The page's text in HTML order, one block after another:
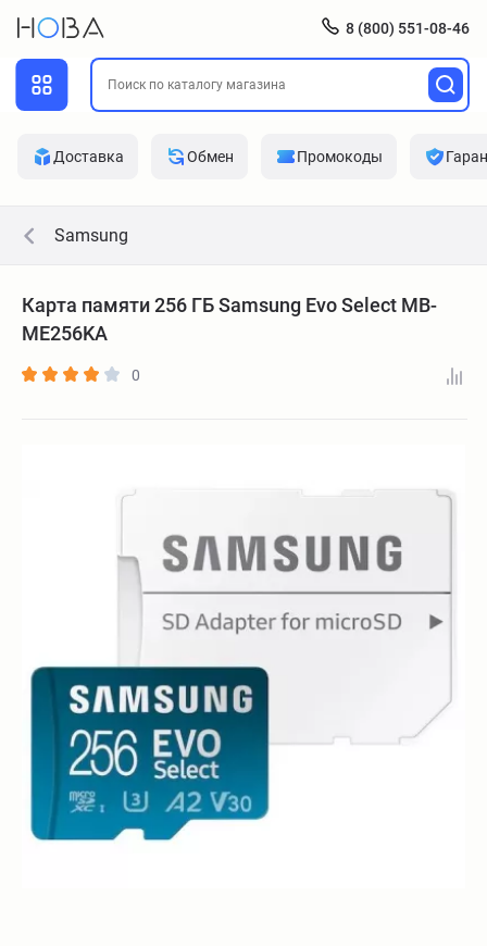
8 (800) 551-08-46
Доставка Обмен Промокоды
Samsung
Карта памяти 256 ГБ Samsung Evo Select MB-
ME256KA
0